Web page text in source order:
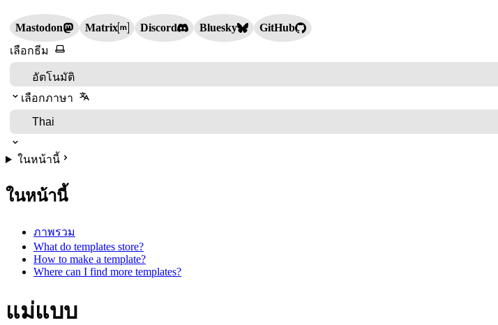
Mastodon Matrix Discord Bluesky
GitHub
เลือกธีม
เลือกภาษา
ในหน้านี้
ในหน้านี้
ภาพรวม
What do templates store?
How to make a template?
Where can I find more templates?
แม่แบบ